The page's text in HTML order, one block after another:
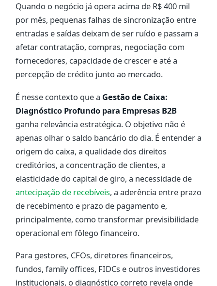
Quando o negócio já opera acima de R$ 400 mil
por mês, pequenas falhas de sincronização entre
entradas e saídas deixam de ser ruído e passam a
afetar contratação, compras, negociação com
fornecedores, capacidade de crescer e até a
percepção de crédito junto ao mercado.
É nesse contexto que a Gestão de Caixa:
Diagnóstico Profundo para Empresas B2B
ganha relevância estratégica. O objetivo não é
apenas olhar o saldo bancário do dia. É entender a
origem do caixa, a qualidade dos direitos
creditórios, a concentração de clientes, a
elasticidade do capital de giro, a necessidade de
antecipação de recebíveis, a aderência entre prazo
de recebimento e prazo de pagamento e,
principalmente, como transformar previsibilidade
operacional em fôlego financeiro.
Para gestores, CFOs, diretores financeiros,
fundos, family offices, FIDCs e outros investidores
institucionais, o diagnóstico correto revela onde